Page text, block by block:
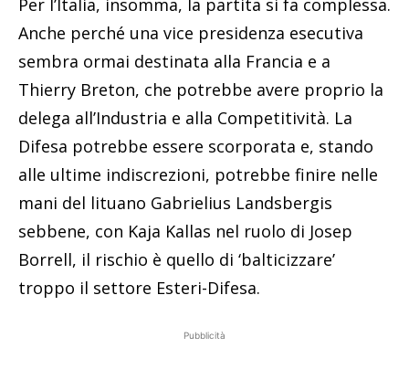
Per l’Italia, insomma, la partita si fa complessa.
Anche perché una vice presidenza esecutiva
sembra ormai destinata alla Francia e a
Thierry Breton, che potrebbe avere proprio la
delega all’Industria e alla Competitività. La
Difesa potrebbe essere scorporata e, stando
alle ultime indiscrezioni, potrebbe finire nelle
mani del lituano Gabrielius Landsbergis
sebbene, con Kaja Kallas nel ruolo di Josep
Borrell, il rischio è quello di ‘balticizzare’
troppo il settore Esteri-Difesa.
Pubblicità